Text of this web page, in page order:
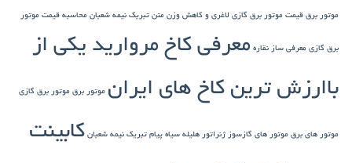
موتور برق قیمت موتور برق گازی لاغری و کاهش وزن متن تبریک نیمه شعبان محاسبه قیمت موتور
برق گازی معرفی ساز نقاره معرفی کاخ مروارید یکی از
باارزش ترین کاخ های ایران موتور برق موتور برق گازی
موتور های برق موتور های گازسوز ژنراتور هلیله سیاه پیام تبریک نیمه شعبان کابینت